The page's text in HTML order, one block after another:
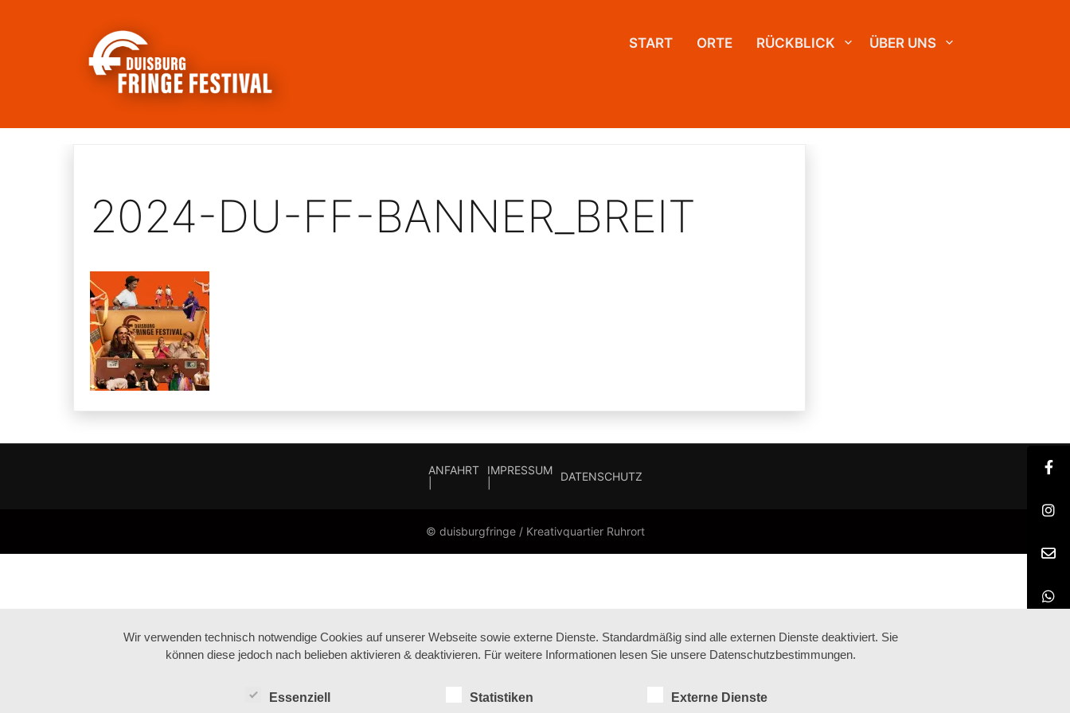
START ORTE RÜCKBLICK ÜBER UNS
2024-DU-FF-BANNER_BREIT
ANFAHRT
IMPRESSUM
DATENSCHUTZ
© duisburgfringe / Kreativquartier Ruhrort
Wir verwenden technisch notwendige Cookies auf unserer Webseite sowie externe Dienste. Standardmäßig sind alle externen Dienste deaktiviert. Sie
können diese jedoch nach belieben aktivieren & deaktivieren. Für weitere Informationen lesen Sie unsere Datenschutzbestimmungen.
Essenziell Statistiken Externe Dienste